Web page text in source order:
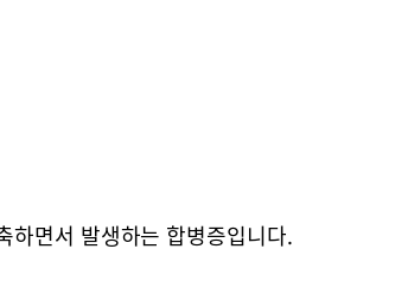
하면서 발생하는 합병증입니다.